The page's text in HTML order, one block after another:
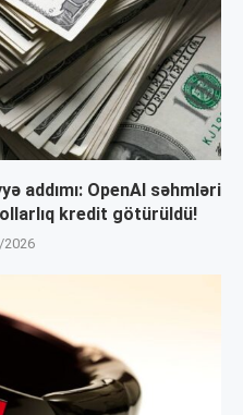
addımı: OpenAI səhmləri
kredit götürüldü!
2026